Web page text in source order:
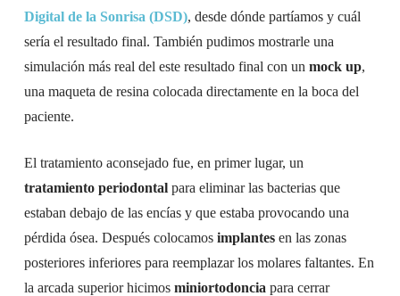
Digital de la Sonrisa (DSD), desde dónde partíamos y cuál
sería el resultado final. También pudimos mostrarle una
simulación más real del este resultado final con un mock up,
una maqueta de resina colocada directamente en la boca del
paciente.
El tratamiento aconsejado fue, en primer lugar, un
tratamiento periodontalpara eliminar las bacterias que
estaban debajo de las encías y que estaba provocando una
pérdida ósea. Después colocamos implantesen las zonas
posteriores inferiores para reemplazar los molares faltantes. En
la arcada superior hicimos miniortodoncia para cerrar